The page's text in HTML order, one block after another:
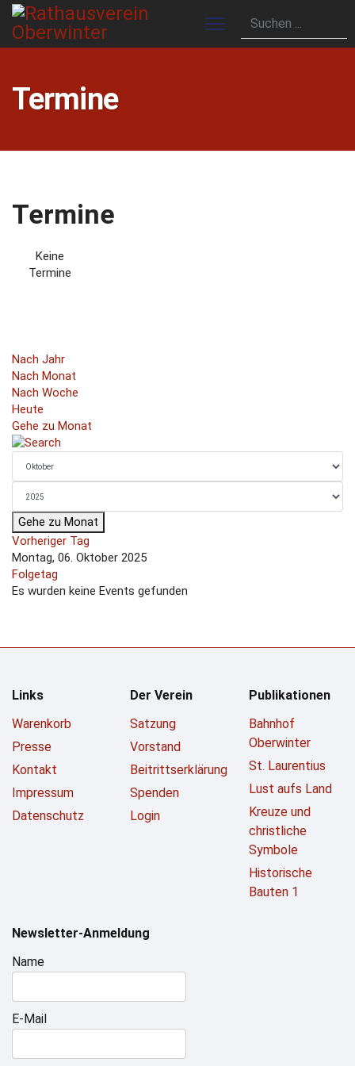
Termine
Termine
Keine
Termine
Nach Jahr
Nach Monat
Nach Woche
Heute
Gehe zu Monat
Gehe zu Monat
Vorheriger Tag
Montag, 06. Oktober 2025
Folgetag
Es wurden keine Events gefunden
Links
Warenkorb
Presse
Kontakt
Impressum
Datenschutz
Der Verein
Satzung
Vorstand
Beitrittserklärung
Spenden
Login
Publikationen
Bahnhof
Oberwinter
St. Laurentius
Lust aufs Land
Kreuze und
christliche
Symbole
Historische
Bauten 1
Newsletter-Anmeldung
Name
E-Mail